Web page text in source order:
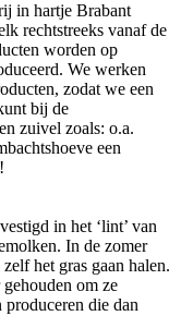
in hartje Brabant
rechtstreeks vanaf de
worden op
We werken
zodat we een
bij de
zuivel zoals: o.a.
een
in het ‘lint’ van
In de zomer
het gras gaan halen.
om ze
die dan